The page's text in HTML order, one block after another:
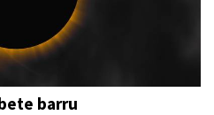
barru